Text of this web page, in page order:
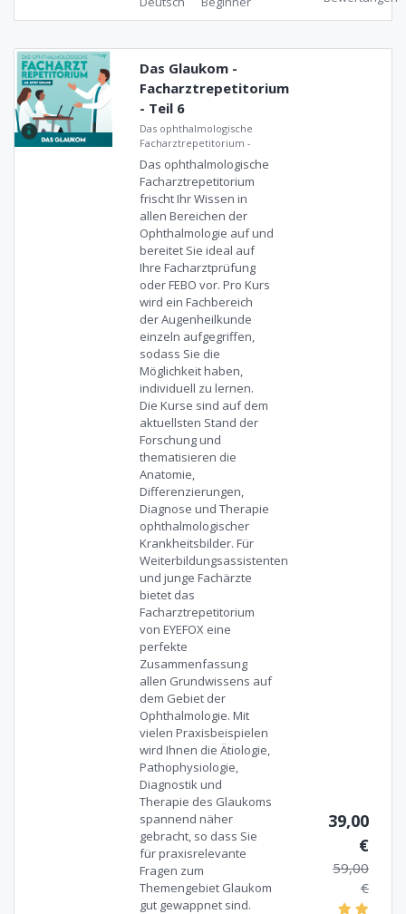
Das Glaukom -
Facharztrepetitorium
- Teil 6
Das ophthalmologische
Facharztrepetitorium -
Das ophthalmologische
Facharztrepetitorium
frischt Ihr Wissen in
allen Bereichen der
Ophthalmologie auf und
bereitet Sie ideal auf
Ihre Facharztprüfung
oder FEBO vor. Pro Kurs
wird ein Fachbereich
der Augenheilkunde
einzeln aufgegriffen,
sodass Sie die
Möglichkeit haben,
individuell zu lernen.
Die Kurse sind auf dem
aktuellsten Stand der
Forschung und
thematisieren die
Anatomie,
Differenzierungen,
Diagnose und Therapie
ophthalmologischer
Krankheitsbilder. Für
Weiterbildungsassistenten
und junge Fachärzte
bietet das
Facharztrepetitorium
von EYEFOX eine
perfekte
Zusammenfassung
allen Grundwissens auf
dem Gebiet der
Ophthalmologie. Mit
vielen Praxisbeispielen
wird Ihnen die Ätiologie,
Pathophysiologie,
Diagnostik und
Therapie des Glaukoms
spannend näher
gebracht, so dass Sie
für praxisrelevante
Fragen zum
Themengebiet Glaukom
gut gewappnet sind.
39,00
€
59,00
€